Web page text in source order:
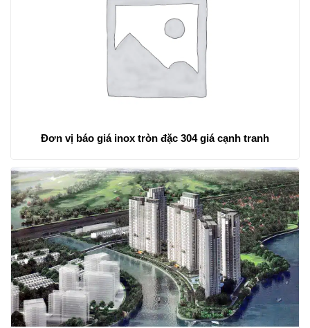
Đơn vị báo giá inox tròn đặc 304 giá cạnh tranh